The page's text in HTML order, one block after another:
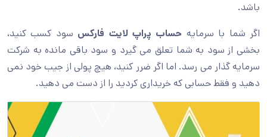
باشد.
اگر شما با سرمایه حساب پراپ لایت فارکس سود کسب کنید،
بخشی از سود به شما تعلق می گیرد و سود باقی مانده به شرکت
سرمایه گذار می رسد. اما اگر ضرر کنید، هیچ پولی از جیب خود نمی
دهید و فقط حسابی که خریداری کردید را از دست می دهید.